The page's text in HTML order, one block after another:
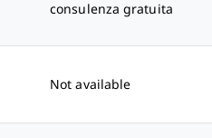
consulenza gratuita
Not available